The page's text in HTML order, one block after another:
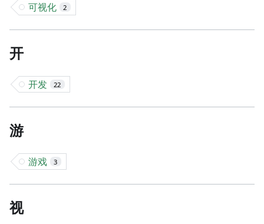
可视化 2
开
开发 22
游
游戏 3
视